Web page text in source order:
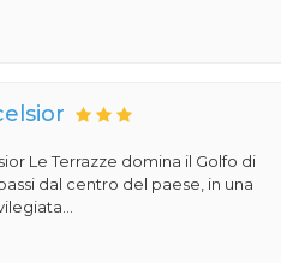
Le Terrazze domina il Golfo di
dal centro del paese, in una